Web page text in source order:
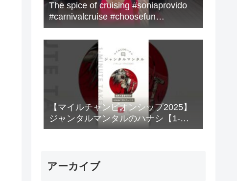
The spice of cruising #soniaprovido
#carnivalcruise #choosefun
#adventure #cruise #fun
【マイルチャンピオンシップ2025】
ジャンタルマンタルのハナシ【1-
MINUTE】#競馬
アーカイブ